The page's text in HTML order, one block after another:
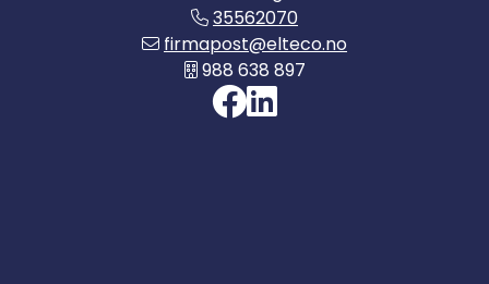
35562070
firmapost@elteco.no
988 638 897